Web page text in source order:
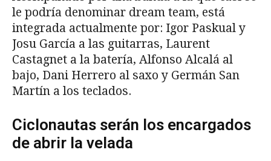
le podría denominar dream team, está
integrada actualmente por: Igor Paskual y
Josu García a las guitarras, Laurent
Castagnet a la batería, Alfonso Alcalá al
bajo, Dani Herrero al saxo y Germán San
Martín a los teclados.
Ciclonautas serán los encargados
de abrir la velada